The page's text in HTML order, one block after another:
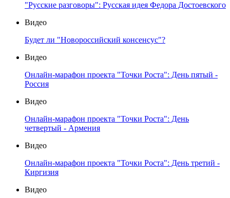
"Русские разговоры": Русская идея Федора Достоевского
Видео
Будет ли "Новороссийский консенсус"?
Видео
Онлайн-марафон проекта "Точки Роста": День пятый -
Россия
Видео
Онлайн-марафон проекта "Точки Роста": День
четвертый - Армения
Видео
Онлайн-марафон проекта "Точки Роста": День третий -
Киргизия
Видео